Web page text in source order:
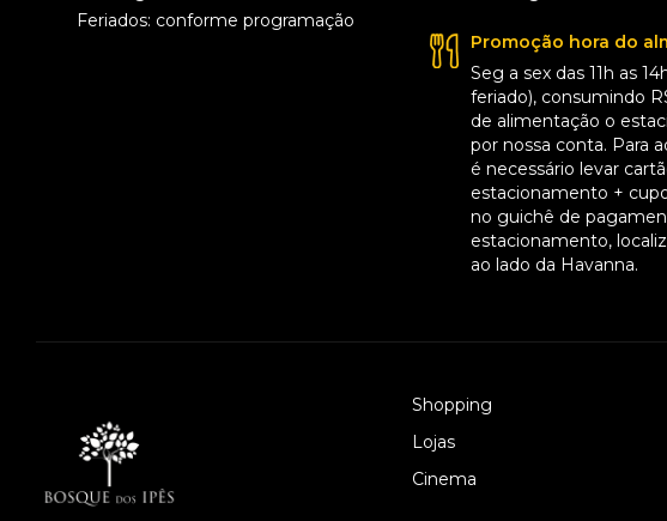
Feriados: conforme programação
Promoção hora do
Seg a sex das 11h as
feriado), consumindo
de alimentação o
por nossa conta. Para
é necessário levar
estacionamento +
no guichê de
estacionamento,
ao lado da Havanna.
Shopping
Lojas
Cinema